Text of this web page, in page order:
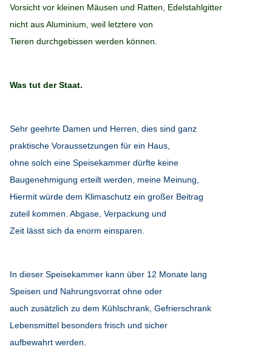
Vorsicht vor kleinen Mäusen und Ratten, Edelstahlgitter
nicht aus Aluminium, weil letztere von
Tieren durchgebissen werden können.
Was tut der Staat.
Sehr geehrte Damen und Herren, dies sind ganz
praktische Voraussetzungen für ein Haus,
ohne solch eine Speisekammer dürfte keine
Baugenehmigung erteilt werden, meine Meinung,
Hiermit würde dem Klimaschutz ein großer Beitrag
zuteil kommen. Abgase, Verpackung und
Zeit lässt sich da enorm einsparen.
In dieser Speisekammer kann über 12 Monate lang
Speisen und Nahrungsvorrat ohne oder
auch zusätzlich zu dem Kühlschrank, Gefrierschrank
Lebensmittel besonders frisch und sicher
aufbewahrt werden.